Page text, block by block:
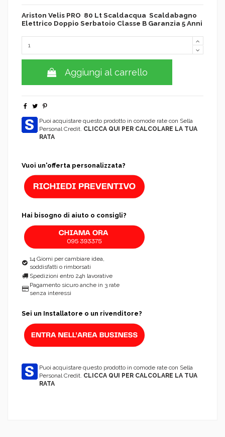
Ariston Velis PRO 80 Lt Scaldacqua Scaldabagno
Elettrico Doppio Serbatoio Classe B Garanzia 5 Anni
Aggiungi al carrello
Puoi acquistare questo prodotto in comode rate con Sella
Personal Credit. CLICCA QUI PER CALCOLARE LA TUA
RATA
Vuoi un'offerta personalizzata?
Hai bisogno di aiuto o consigli?
14 Giorni per cambiare idea,
soddisfatti o rimborsati
Spedizioni entro 24h lavorative
Pagamento sicuro anche in 3 rate
senza interessi
Sei un Installatore o un rivenditore?
Puoi acquistare questo prodotto in comode rate con Sella
Personal Credit. CLICCA QUI PER CALCOLARE LA TUA
RATA